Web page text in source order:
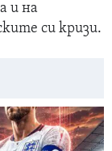
и на
си кризи.